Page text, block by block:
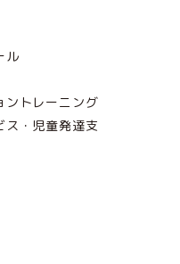
ル
ントレーニング
ス・児童発達支